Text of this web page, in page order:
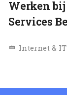
Werken
Services
Internet & IT